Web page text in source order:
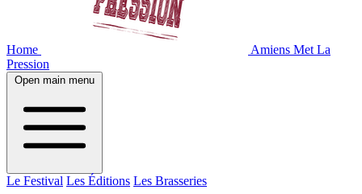
Home
Amiens Met La
Pression
Open main menu
Le Festival Les Éditions Les Brasseries